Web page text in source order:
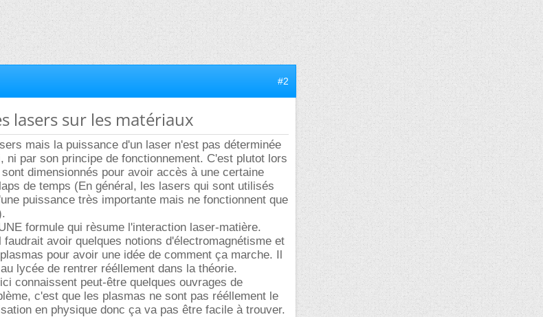
#2
lasers sur les matériaux
mais la puissance d'un laser n'est pas déterminée
ni par son principe de fonctionnement. C'est plutot lors
dimensionnés pour avoir accès à une certaine
de temps (En général, les lasers qui sont utilisés
puissance très importante mais ne fonctionnent que
formule qui rèsume l'interaction laser-matière.
avoir quelques notions d'électromagnétisme et
pour avoir une idée de comment ça marche. Il
lycée de rentrer rééllement dans la théorie.
connaissent peut-être quelques ouvrages de
c'est que les plasmas ne sont pas rééllement le
en physique donc ça va pas être facile à trouver.